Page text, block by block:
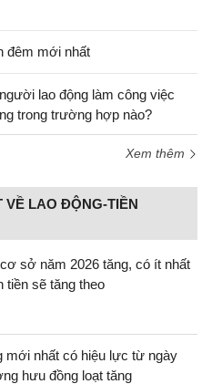
đêm mới nhất
lao động làm công việc
trong trường hợp nào?
Xem thêm
VỀ LAO ĐỘNG-TIỀN
sở năm 2026 tăng, có ít nhất
tiền sẽ tăng theo
mới nhất có hiệu lực từ ngày
hưu đồng loạt tăng